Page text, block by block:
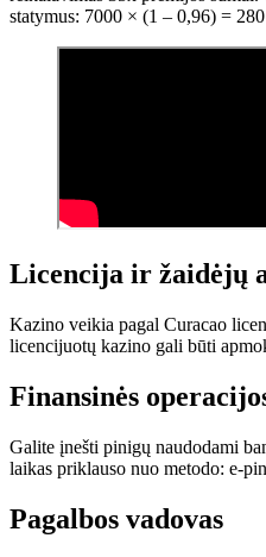
statymus: 7000 × (1 – 0,96) =
Licencija ir žaidėjų
Kazino veikia pagal Curacao
licencijuotų kazino gali būti
Finansinės
Galite įnešti pinigų naudodami
laikas priklauso nuo metodo: e-
Pagalbos vadovas